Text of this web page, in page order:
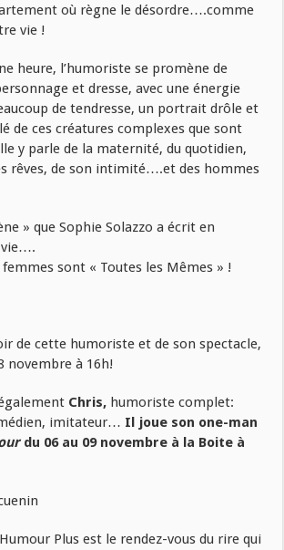
où règne le désordre….comme
vie !
heure, l’humoriste se promène de
et dresse, avec une énergie
de tendresse, un portrait drôle et
de ces créatures complexes que sont
y parle de la maternité, du quotidien,
rêves, de son intimité….et des hommes
» que Sophie Solazzo a écrit en
vie….
sont « Toutes les Mêmes » !
de cette humoriste et de son spectacle,
novembre à 16h!
Chris, humoriste complet:
imitateur… Il joue son one-man
du 06 au 09 novembre à la Boite à
Plus est le rendez-vous du rire qui